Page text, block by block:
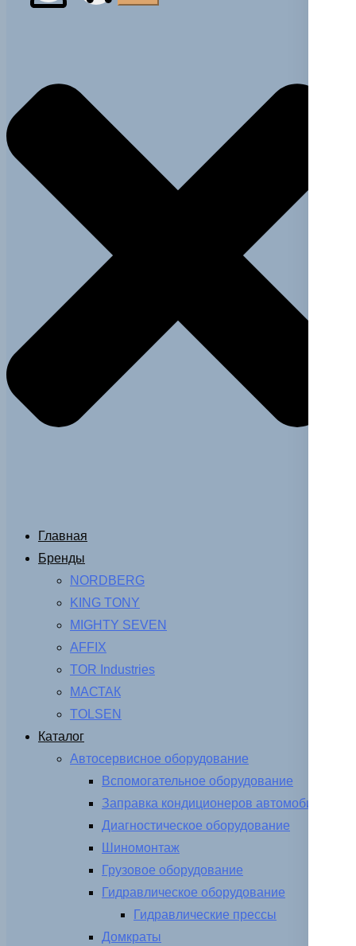
Главная
Бренды
NORDBERG
KING TONY
MIGHTY SEVEN
AFFIX
TOR Industries
МАСТАК
TOLSEN
Каталог
Автосервисное оборудование
Вспомогательное оборудование
Заправка кондиционеров автомобиля
Диагностическое оборудование
Шиномонтаж
Грузовое оборудование
Гидравлическое оборудование
Гидравлические прессы
Домкраты